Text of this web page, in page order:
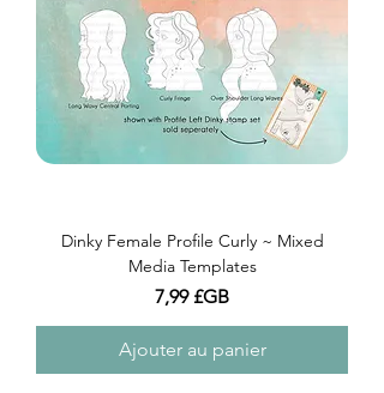
Dinky Female Profile Curly ~ Mixed
Media Templates
Prix
7,99 £GB
Ajouter au panier